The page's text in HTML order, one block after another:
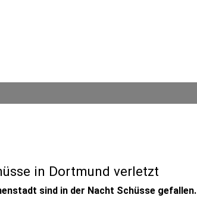
in Dortmund verletzt
sind in der Nacht Schüsse gefallen.